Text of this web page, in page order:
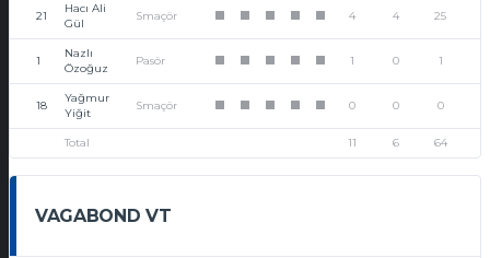
21
Hacı Ali
Gül
Smaçör 4 4 25
1
Nazlı
Özoğuz
Pasör 1 0 1
18
Yağmur
Yiğit
Smaçör 0 0 0
Total 11 6 64
VAGABOND VT